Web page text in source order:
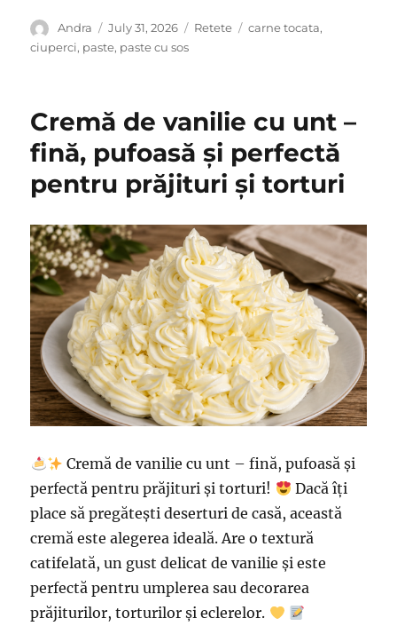
Author
Andra
Posted
on
July 31, 2026 Categories
Retete Tags
carne tocata,
ciuperci, paste, paste cu sos
Cremă de vanilie cu unt –
fină, pufoasă și perfectă
pentru prăjituri și torturi
Cremă de vanilie cu unt – fină, pufoasă și
perfectă pentru prăjituri și torturi!
Dacă îți
place să pregătești deserturi de casă, această
cremă este alegerea ideală. Are o textură
catifelată, un gust delicat de vanilie și este
perfectă pentru umplerea sau decorarea
prăjiturilor, torturilor și eclerelor.